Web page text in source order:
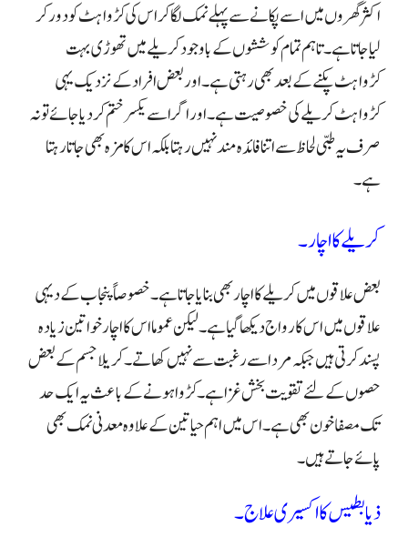
اکثر گھروں میں اسے پکانے سے پہلے نمک لگا کر اس کی کڑواہٹ کو دور کر
لیا جاتا ہے۔تاہم تمام کوششوں کے باوجود کریلے میں تھوڑی بہت
کڑواہٹ پکنے کے بعد بھی رہتی ہے۔اور بعض افراد کے نزدیک یہی
کڑواہٹ کریلے کی خصوصیت ہے۔اور اگر اسے یکسر ختم کر دیا جائے تو نہ
صرف یہ طبی لحاظ سے اتنا فائدہ مند نہیں رہتا بلکہ اس کا مزہ بھی جاتا رہتا
ہے۔
کریلے کا اچار۔
بعض علاقوں میں کریلے کا اچار بھی بنایا جاتا ہے۔خصوصاً پنجاب کے دیہی
علاقوں میں اس کا رواج دیکھا گیاہے۔لیکن عموما اس کا اچار خواتین زیادہ
پسند کرتی ہیں جبکہ مرد اسے رغبت سے نہیں کھاتے۔کریلا جسم کے بعض
حصوں کے لئے تقویت بخش غزا ہے۔ کڑوا ہونے کے باعث یہ ایک حد
تک مصفا خون بھی ہے۔ اس میں اہم حیاتین کے علاوہ معدنی نمک بھی
پائے جاتے ہیں۔
ذیابطیس کا اکسیری علاج۔